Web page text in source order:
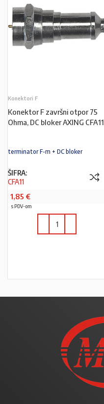
Konektori F
Konektor F završni otpor 75
Ohma, DC bloker AXING CFA11
terminator F-m + DC bloker
ŠIFRA:
CFA11
1,85 €
s PDV-om